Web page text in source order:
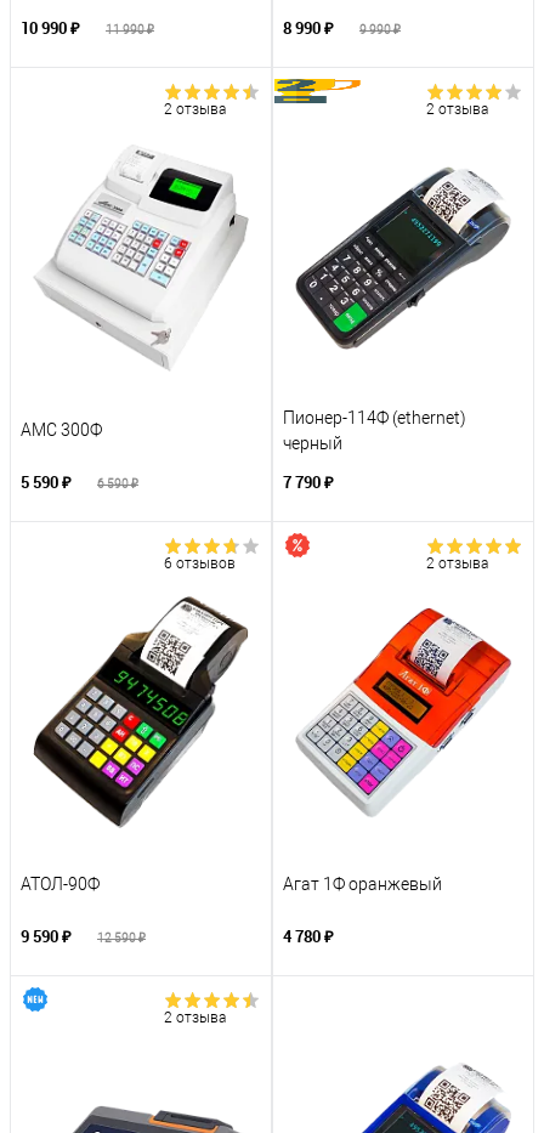
10 990 ₽ 11 990 ₽ 8 990 ₽ 9 990 ₽
2 отзыва
АМС 300Ф
5 590 ₽ 6 590 ₽
2 отзыва
Пионер-114Ф (ethernet)
черный
7 790 ₽
6 отзывов
АТОЛ-90Ф
9 590 ₽ 12 590 ₽
2 отзыва
Агат 1Ф оранжевый
4 780 ₽
2 отзыва